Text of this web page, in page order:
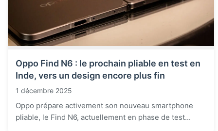
Oppo Find N6 : le prochain pliable en test en
Inde, vers un design encore plus fin
1 décembre 2025
Oppo prépare activement son nouveau smartphone
pliable, le Find N6, actuellement en phase de test...